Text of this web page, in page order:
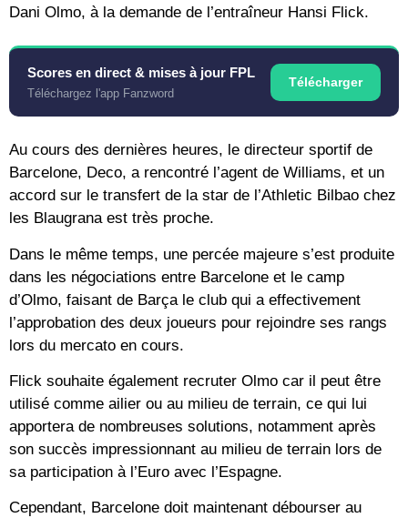
Dani Olmo, à la demande de l’entraîneur Hansi Flick.
Scores en direct & mises à jour FPL
Téléchargez l'app Fanzword
Télécharger
Au cours des dernières heures, le directeur sportif de
Barcelone, Deco, a rencontré l’agent de Williams, et un
accord sur le transfert de la star de l’Athletic Bilbao chez
les Blaugrana est très proche.
Dans le même temps, une percée majeure s’est produite
dans les négociations entre Barcelone et le camp
d’Olmo, faisant de Barça le club qui a effectivement
l’approbation des deux joueurs pour rejoindre ses rangs
lors du mercato en cours.
Flick souhaite également recruter Olmo car il peut être
utilisé comme ailier ou au milieu de terrain, ce qui lui
apportera de nombreuses solutions, notamment après
son succès impressionnant au milieu de terrain lors de
sa participation à l’Euro avec l’Espagne.
Cependant, Barcelone doit maintenant débourser au